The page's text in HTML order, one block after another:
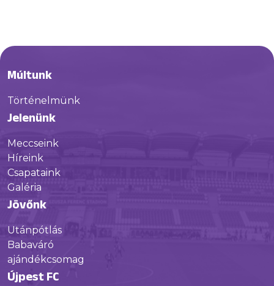
Múltunk
Történelmünk
Jelenünk
Meccseink
Híreink
Csapataink
Galéria
Jövőnk
Utánpótlás
Babaváró
ajándékcsomag
Újpest FC